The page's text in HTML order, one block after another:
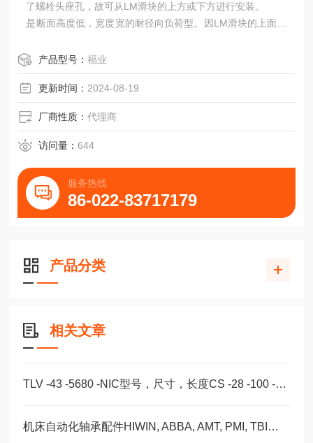
了螺栓头座孔，故可从LM滑块的上方或下方进行安装。
是断面高度低，宽度宽的耐径向负荷型。因LM滑块的上面开
HCR12A-铝合金耐腐蚀THK高速弧形圆弧滑块
产品型号：福业
更新时间： 2024-08-19
厂商性质：代理商
访问量：644
服务热线
86-022-83717179
产品分类
相关文章
TLV -43 -5680 -NIC型号，尺寸，长度CS -28 -100 -2RS -B -NIC 。
机床自动化轴承配件HIWIN, ABBA, AMT, PMI, TBI滑块导轨丝杠